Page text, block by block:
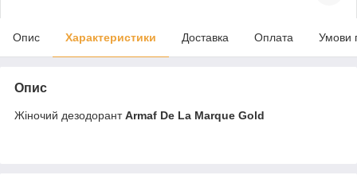
Опис Характеристики Доставка Оплата Умови
Опис
Жіночий дезодорантArmaf De La Marque Gold